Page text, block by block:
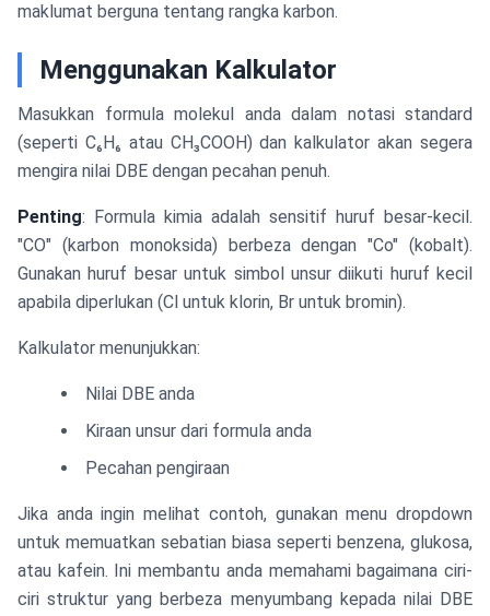
maklumat berguna tentang rangka karbon.
Menggunakan Kalkulator
Masukkan formula molekul anda dalam notasi standard
(seperti C₆H₆ atau CH₃COOH) dan kalkulator akan segera
mengira nilai DBE dengan pecahan penuh.
Penting: Formula kimia adalah sensitif huruf besar-kecil.
"CO" (karbon monoksida) berbeza dengan "Co" (kobalt).
Gunakan huruf besar untuk simbol unsur diikuti huruf kecil
apabila diperlukan (Cl untuk klorin, Br untuk bromin).
Kalkulator menunjukkan:
Nilai DBE anda
Kiraan unsur dari formula anda
Pecahan pengiraan
Jika anda ingin melihat contoh, gunakan menu dropdown
untuk memuatkan sebatian biasa seperti benzena, glukosa,
atau kafein. Ini membantu anda memahami bagaimana ciri-
ciri struktur yang berbeza menyumbang kepada nilai DBE